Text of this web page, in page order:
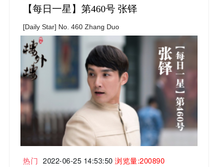
【每日一星】第460号 张铎
[Daily Star] No. 460 Zhang Duo
热门 2022-06-25 14:53:50 浏览量:200890